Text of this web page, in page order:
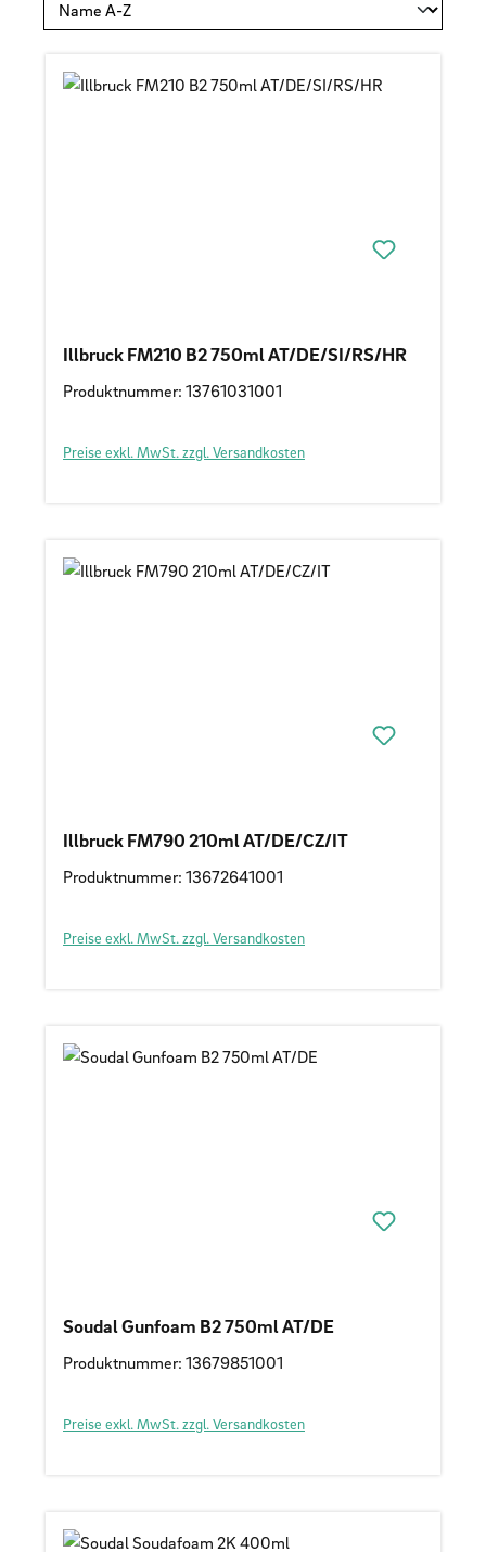
Illbruck FM210 B2 750ml AT/DE/SI/RS/HR
Produktnummer: 13761031001
Preise exkl. MwSt. zzgl. Versandkosten
Illbruck FM790 210ml AT/DE/CZ/IT
Produktnummer: 13672641001
Preise exkl. MwSt. zzgl. Versandkosten
Soudal Gunfoam B2 750ml AT/DE
Produktnummer: 13679851001
Preise exkl. MwSt. zzgl. Versandkosten